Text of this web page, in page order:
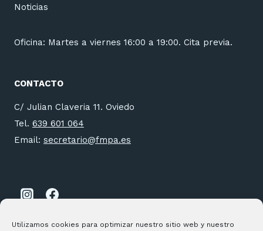
Utilizamos cookies para optimizar nuestro sitio web y nuestro
Noticias
Oficina: Martes a viernes 16:00 a 19:00. Cita previa.
CONTACTO
C/ Julian Claveria 11. Oviedo
Tel. 639 601 064
Email: secretario@fmpa.es